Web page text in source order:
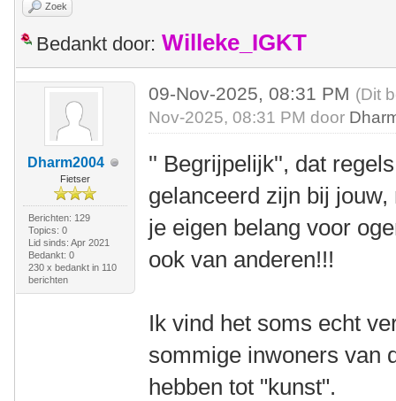
Zoek
Bedankt door: Willeke_IGKT
Dharm2004
Fietser
Berichten: 129
Topics: 0
Lid sinds: Apr 2021
Bedankt: 0
230 x bedankt in 110
berichten
09-Nov-2025, 08:31 PM (Dit
Nov-2025, 08:31 PM door
'' Begrijpelijk'', dat
gelanceerd zijn bij
je eigen belang voor
ook van anderen!!!
Ik vind het soms echt
sommige inwoners van
hebben tot "kunst".